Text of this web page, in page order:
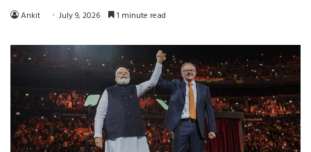
Ankit July 9, 2026 1 minute read